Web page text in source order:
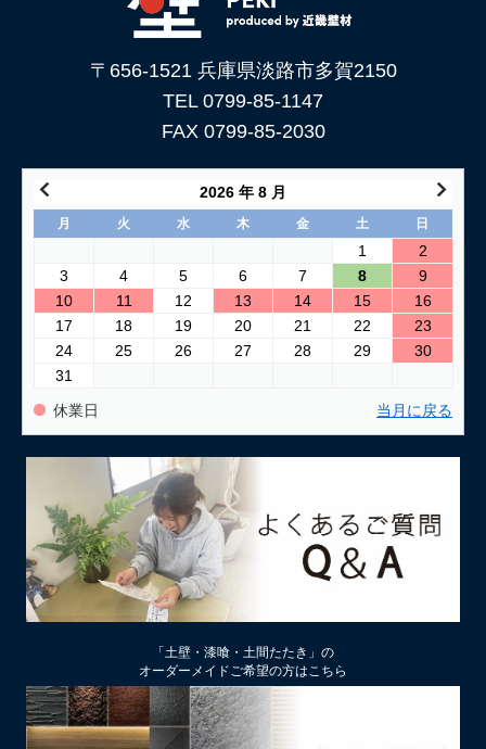
〒656-1521 兵庫県淡路市多賀2150
TEL 0799-85-1147
FAX 0799-85-2030
2026 年 8 月
月 火 水 木 金 土 日
1
2
3
4 5 6 7 8
9
10
11 12 13 14 15
16
17
18 19 20 21 22
23
24
25 26 27 28 29
30
31
休業日 当月に戻る
「土壁・漆喰・土間たたき」の
オーダーメイドご希望の方はこちら